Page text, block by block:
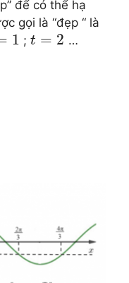
để có thể hạ
gọi là “đẹp “ là
1 ;t = 2 …